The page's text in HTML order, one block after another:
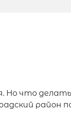
Но что
район